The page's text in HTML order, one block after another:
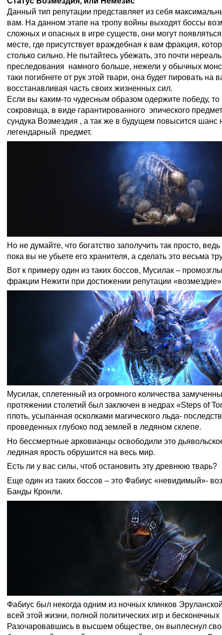
Данный тип репутации представляет из себя
вам. На данном этапе на тропу войны выходят боссы
сложных и опасных в игре существ, они могут
месте, где присутствует враждебная к вам фракция,
столько сильно. Не пытайтесь убежать, это почти
преследования намного больше, нежели у обычных
таки погибнете от рук этой твари, она будет пировать на
восстанавливая часть своих жизненных сил.
Если вы каким-то чудесным образом одержите победу,
сокровища, в виде гарантированного эпического
сундука Возмездия , а так же в будущем повысится шанс
легендарный предмет.
Но не думайте, что богатство заполучить так просто, ведь
пока вы не убьете его хранителя, а сделать это весьма
Вот к примеру один из таких боссов, Мусилак –
фракции Нежити при достижении репутации «возмездие»
Мусилак, сплетенный из огромного количества
протяжении столетий был заключен в недрах «Steps of
плоть, усыпанная осколками магического льда-
проведенных глубоко под землей в ледяном склепе.
Но бессмертные арковианцы освободили это
ледяная ярость обрушится на весь мир.
Есть ли у вас силы, чтоб остановить эту древнюю тварь?
Еще один из таких боссов – это Фабиус «невидимый»-
Банды Кронли.
Фабиус был некогда одним из ночных клинков
всей этой жизни, полной политических игр и бесконечных
Разочаровавшись в высшем обществе, он выплеснул